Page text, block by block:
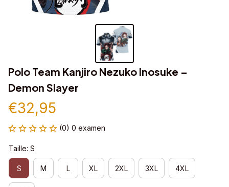
Polo Team Kanjiro Nezuko Inosuke –
Demon Slayer
€32,95
(0) 0 examen
Taille: S
S M L XL 2XL 3XL 4XL